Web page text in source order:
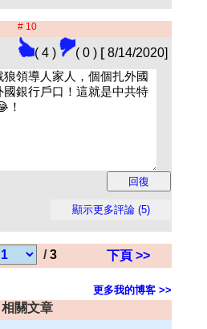
# 10
( 4 ) ( 0 ) [8/14/2020]
/3 下頁 >>
更多我的博客 >>
相關文章